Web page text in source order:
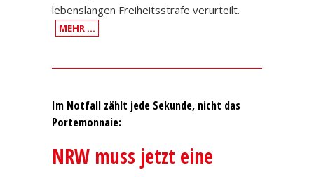
lebenslangen Freiheitsstrafe verurteilt.
MEHR …
Im Notfall zählt jede Sekunde, nicht das
Portemonnaie:
NRW muss jetzt eine